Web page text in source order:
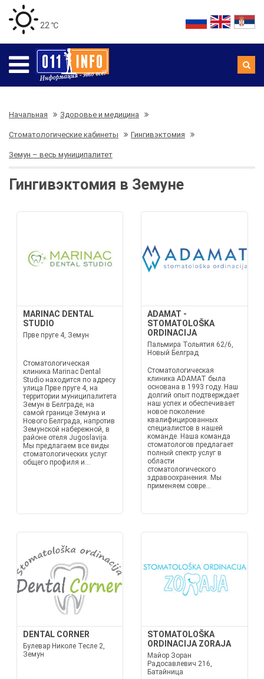
22 ℃
Начальная Здоровье и медицина
Стоматологические кабинеты Гингивэктомия
Земун – весь муниципалитет
Гингивэктомия в Земуне
MARINAC DENTAL
STUDIO
Прве пруге 4, Земун
Стоматологическая
клиника Marinac Dental
Studio находится по адресу
улица Прве пруге 4, на
территории муниципалитета
Земун в Белграде, на
самой границе Земуна и
Нового Белграда, напротив
Земунской набережной, в
районе отеля Jugoslavija.
Мы предлагаем все виды
стоматологических услуг
общего профиля и...
ADAMAT -
STOMATOLOŠKA
ORDINACIJA
Пальмира Тольятия 62/6,
Новый Белград
Стоматологическая
клиника ADAMAT была
основана в 1993 году. Наш
долгий опыт подтверждает
наш успех и обеспечивает
новое поколение
квалифицированных
специалистов в нашей
команде. Наша команда
стоматологов предлагает
полный спектр услуг в
области
стоматологического
здравоохранения. Мы
применяем совре...
DENTAL CORNER
Булевар Николе Тесле 2,
Земун
STOMATOLOŠKA
ORDINACIJA ZORAJA
Майор Зоран
Радосавлевич 216,
Батайница